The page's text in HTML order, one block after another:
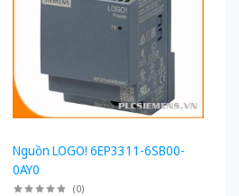
Nguồn LOGO! 6EP3311-6SB00-
0AY0
(0)